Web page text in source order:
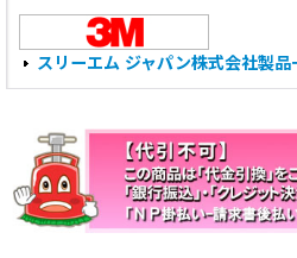
スリーエム ジャパン株式会社製品